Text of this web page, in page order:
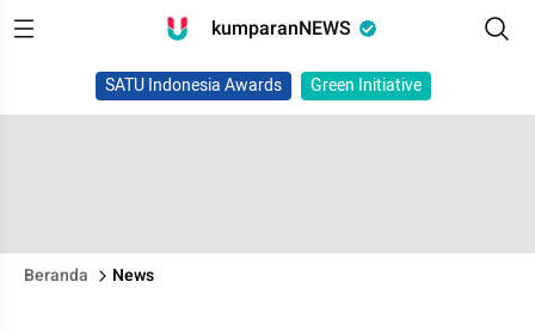
kumparanNEWS
SATU Indonesia Awards Green Initiative
Beranda News